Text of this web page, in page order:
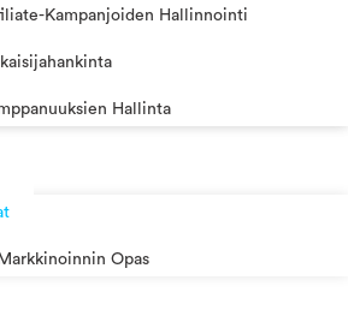
Kampanjoiden Hallinnointi
Hallinta
Opas